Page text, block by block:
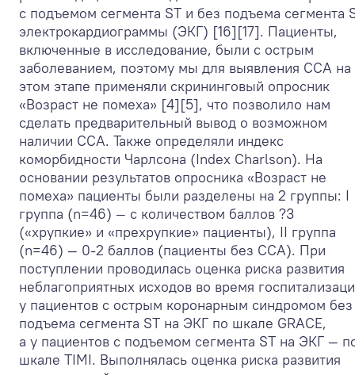
с подъемом сегмента ST и без подъема сегмента
электрокардиограммы (ЭКГ) [16][17]. Пациенты,
включенные в исследование, были с острым
заболеванием, поэтому мы для выявления ССА на
этом этапе применяли скрининговый опросник
«Возраст не помеха» [4][5], что позволило нам
сделать предварительный вывод о возможном
наличии ССА. Также определяли индекс
коморбидности Чарлсона (Index Charlson). На
основании результатов опросника «Возраст не
помеха» пациенты были разделены на 2 группы: I
группа (n=46) — с количеством баллов ?3
(«хрупкие» и «прехрупкие» пациенты), II группа
(n=46) — 0-2 баллов (пациенты без ССА). При
поступлении проводилась оценка риска развития
неблагоприятных исходов во время
у пациентов с острым коронарным синдромом без
подъема сегмента ST на ЭКГ по шкале GRACE,
а у пациентов с подъемом сегмента ST на ЭКГ —
шкале TIMI. Выполнялась оценка риска развития